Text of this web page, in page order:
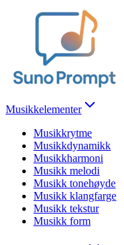
Musikkelementer
Musikkrytme
Musikkdynamikk
Musikkharmoni
Musikk melodi
Musikk tonehøyde
Musikk klangfarge
Musikk tekstur
Musikk form